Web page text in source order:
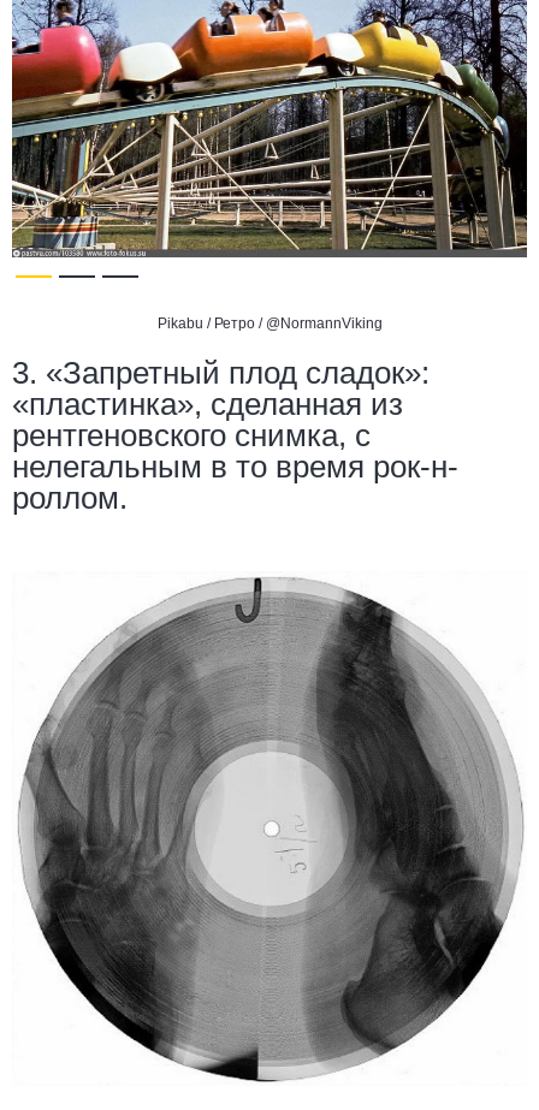
Pikabu / Ретро / @NormannViking
3. «Запретный плод сладок»:
«пластинка», сделанная из
рентгеновского снимка, с
нелегальным в то время рок-н-
роллом.